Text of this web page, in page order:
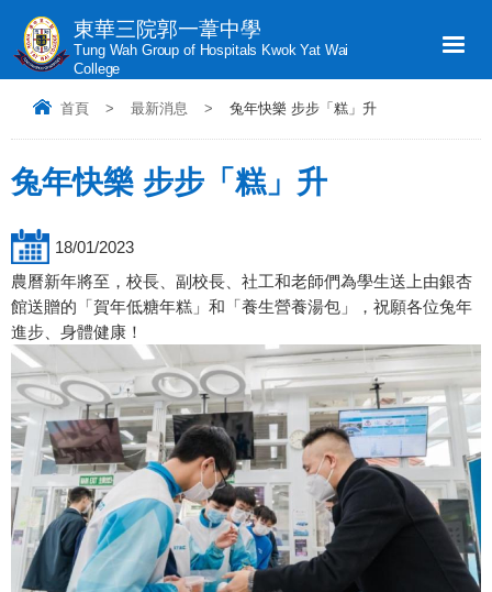
東華三院郭一葦中學
Tung Wah Group of Hospitals Kwok Yat Wai
College
首頁 > 最新消息 > 兔年快樂 步步「糕」升
兔年快樂 步步「糕」升
18/01/2023
農曆新年將至，校長、副校長、社工和老師們為學生送上由銀杏
館送贈的「賀年低糖年糕」和「養生營養湯包」，祝願各位兔年
進步、身體健康！